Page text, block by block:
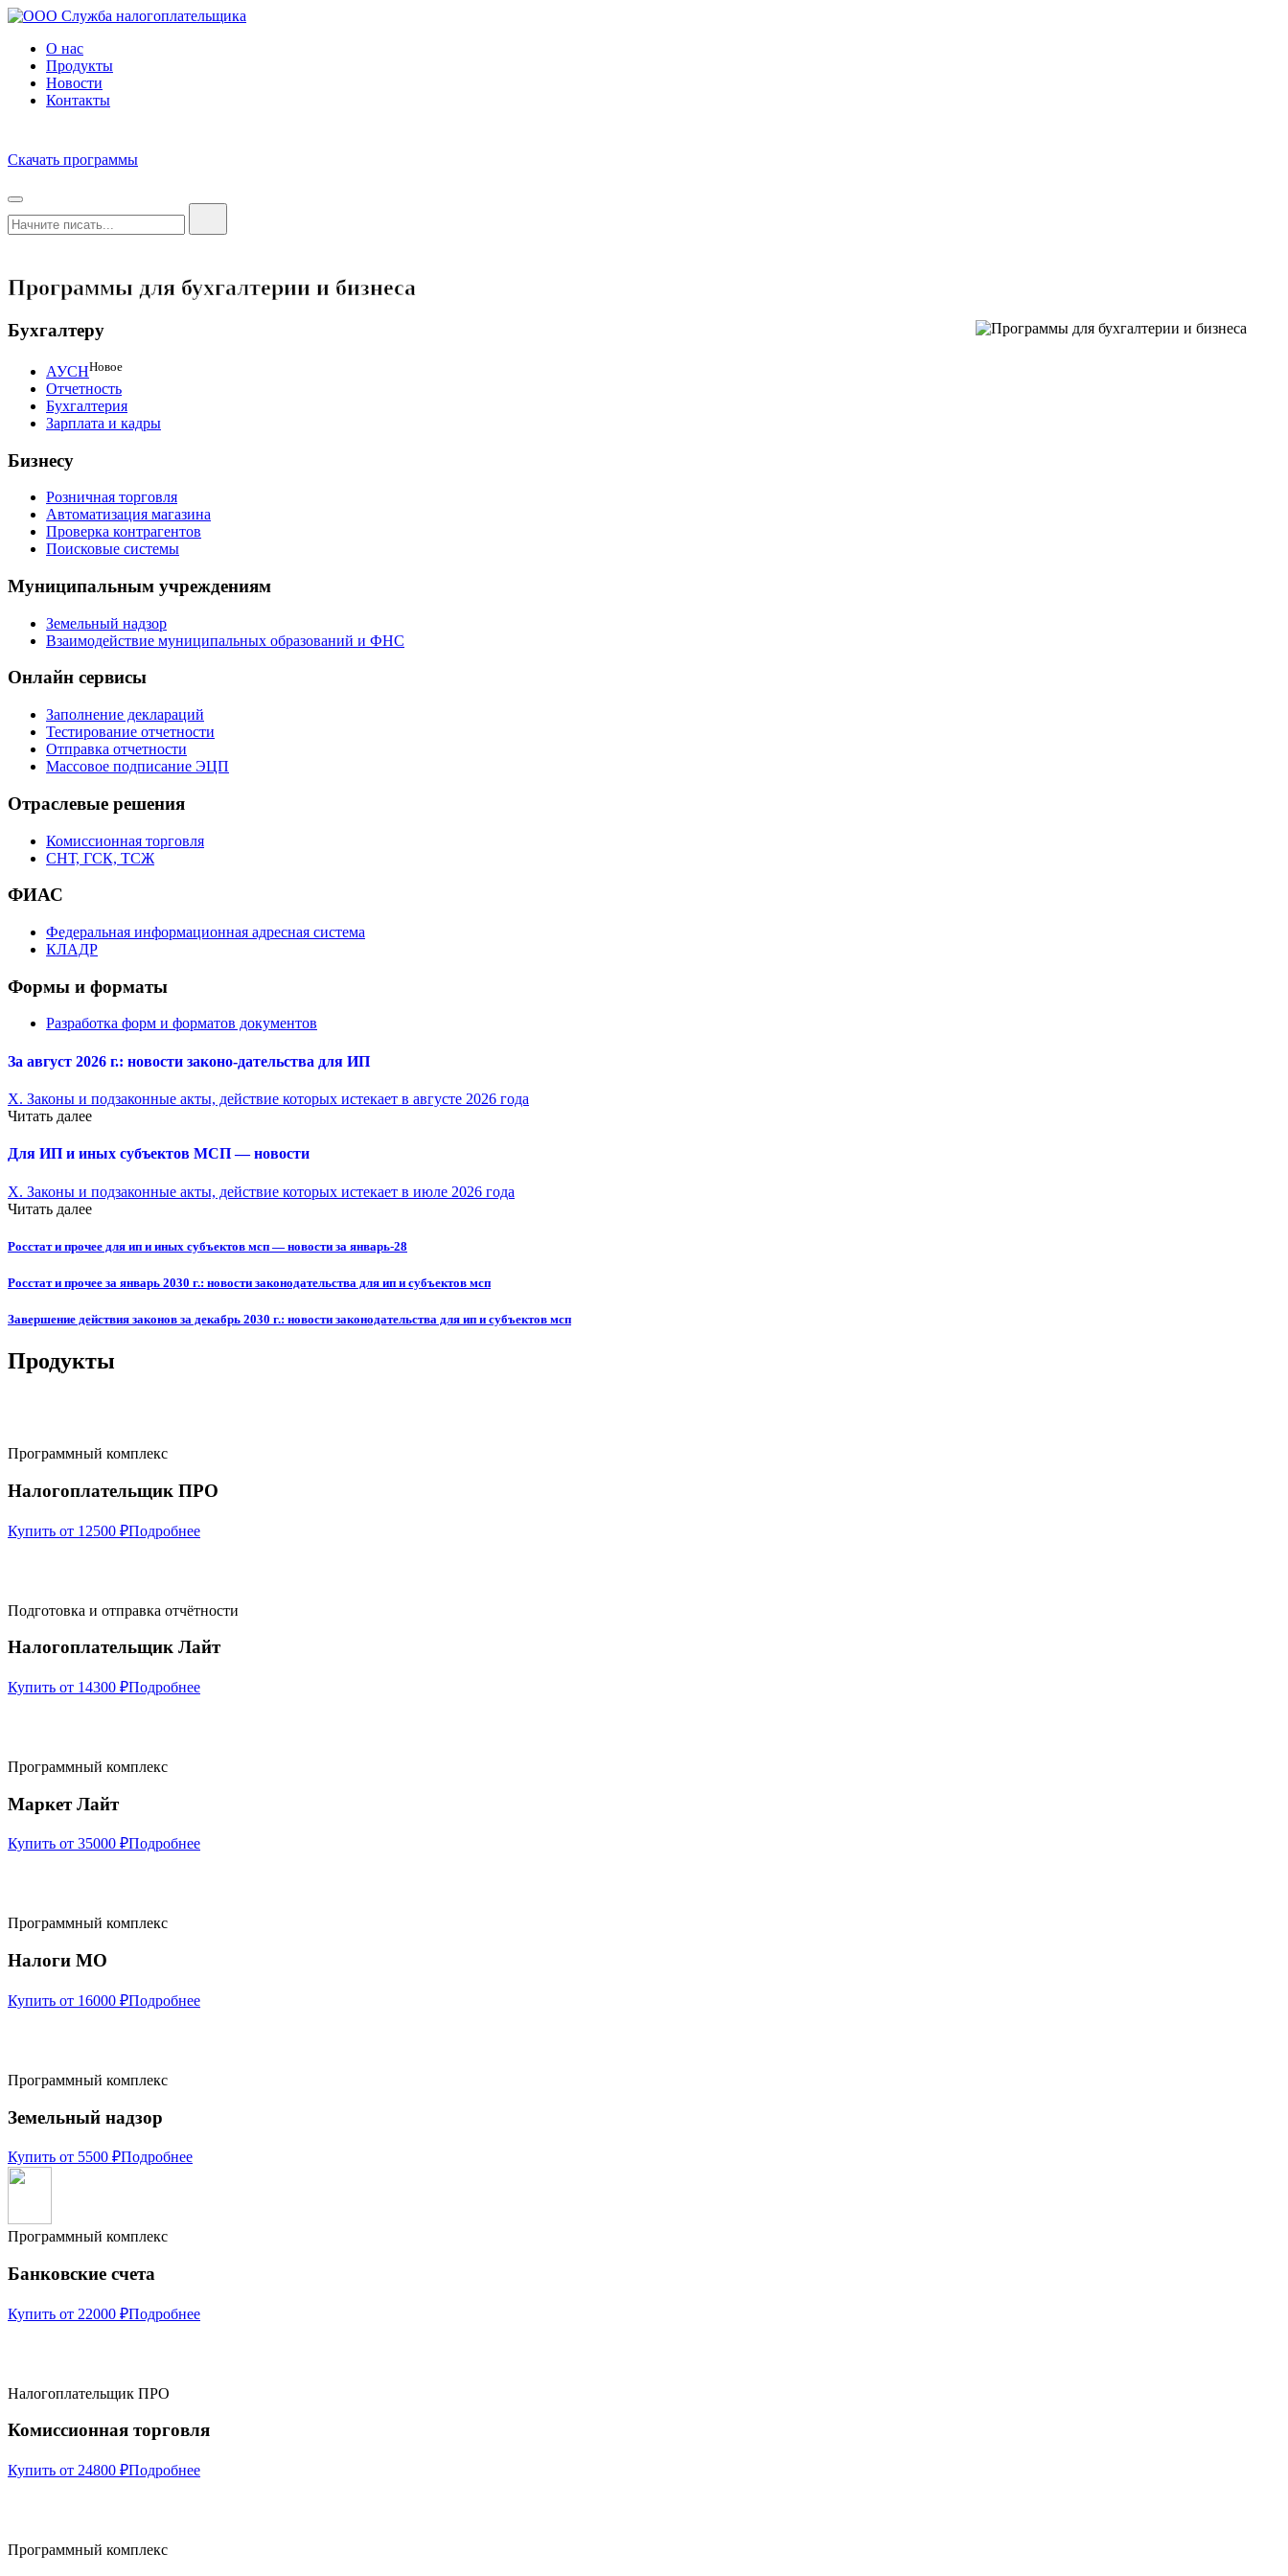
О нас
Продукты
Новости
Контакты
Скачать программы
Программы для бухгалтерии и бизнеса
Бухгалтеру
АУСННовое
Отчетность
Бухгалтерия
Зарплата и кадры
Бизнесу
Розничная торговля
Автоматизация магазина
Проверка контрагентов
Поисковые системы
Муниципальным учреждениям
Земельный надзор
Взаимодействие муниципальных образований и ФНС
Онлайн сервисы
Заполнение деклараций
Тестирование отчетности
Отправка отчетности
Массовое подписание ЭЦП
Отраслевые решения
Комиссионная торговля
СНТ, ГСК, ТСЖ
ФИАС
Федеральная информационная адресная система
КЛАДР
Формы и форматы
Разработка форм и форматов документов
За август 2026 г.: новости законо-дательства для ИП
X. Законы и подзаконные акты, действие которых истекает в августе 2026 года
Читать далее
Для ИП и иных субъектов МСП — новости
X. Законы и подзаконные акты, действие которых истекает в июле 2026 года
Читать далее
Росстат и прочее для ип и иных субъектов мсп — новости за январь-28
Росстат и прочее за январь 2030 г.: новости законодательства для ип и субъектов мсп
Завершение действия законов за декабрь 2030 г.: новости законодательства для ип и субъектов мсп
Продукты
Программный комплекс
Налогоплательщик ПРО
Купить от 12500 ₽Подробнее
Подготовка и отправка отчётности
Налогоплательщик Лайт
Купить от 14300 ₽Подробнее
Программный комплекс
Маркет Лайт
Купить от 35000 ₽Подробнее
Программный комплекс
Налоги МО
Купить от 16000 ₽Подробнее
Программный комплекс
Земельный надзор
Купить от 5500 ₽Подробнее
Программный комплекс
Банковские счета
Купить от 22000 ₽Подробнее
Налогоплательщик ПРО
Комиссионная торговля
Купить от 24800 ₽Подробнее
Программный комплекс